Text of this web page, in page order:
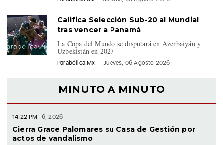
Califica Selección Sub-20 al Mundial
tras vencer a Panamá
La Copa del Mundo se disputará en Azerbaiyán y
Parabólica.Mx- Jueves, 06 Agosto 2026
14:22 PM 6, 2026
Cierra Grace Palomares su Casa de Gestión por
actos de vandalismo
14:06 PM 6, 2026